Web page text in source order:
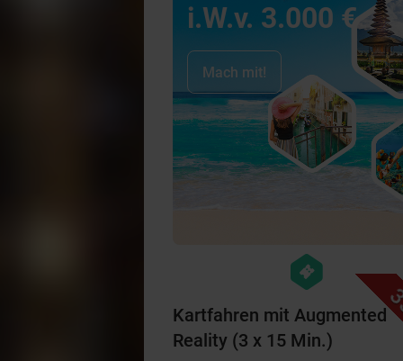
i.W.v. 3.000 €
Mach mit!
hexagon
events
Kartfahren mit Augmented
Reality (3 x 15 Min.)